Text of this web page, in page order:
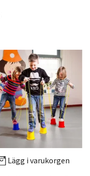
Lägg i varukorgen